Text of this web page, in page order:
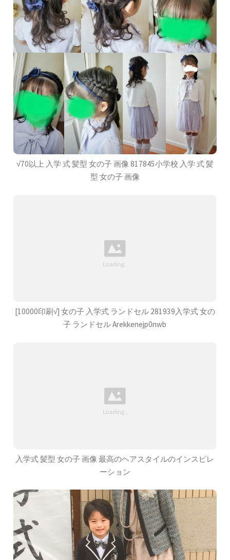
√70以上 入学 式 髪型 女の子 画像 817845小学校 入学 式 髪
型 女の子 画像
[10000印刷√] 女の子 入学式 ランドセル 281939入学式 女の
子 ランドセル Arekkenejp0nwb
入学式 髪型 女の子 画像 最高のヘアスタイルのインスピレ
ーション